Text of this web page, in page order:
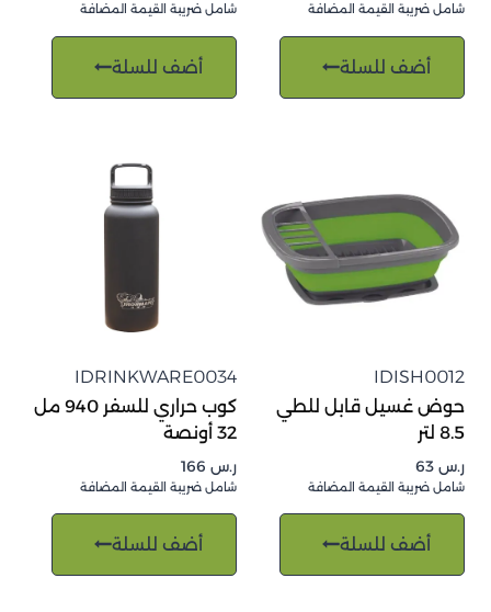
شامل ضريبة القيمة المضافة
أضف للسلة
شامل ضريبة القيمة المضافة
أضف للسلة
IDISH0012
حوض غسيل قابل للطي
8.5 لتر
ر.س
شامل ضريبة القيمة المضافة
أضف للسلة
IDRINKWARE0034
كوب حراري للسفر 940 مل
32 أونصة
ر.س
شامل ضريبة القيمة المضافة
أضف للسلة